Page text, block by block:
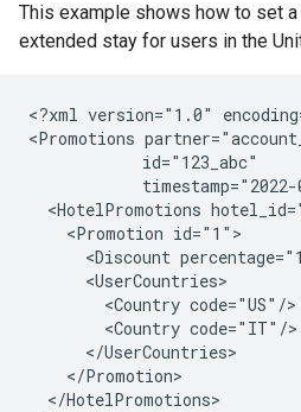
This example shows how to set
extended stay for users in the
<?xml version="1.0"
<Promotions
            id="123_abc"
<HotelPromotions
    <Promotion id="1">
<Discount
      <UserCountries>
        <Country code="US"/>
        <Country code="IT"/>
      </UserCountries>
    </Promotion>
  </HotelPromotions>